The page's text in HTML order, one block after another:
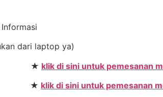
dari laptop ya)
★ klik di sini untuk pemesanan
★ klik di sini untuk pemesanan